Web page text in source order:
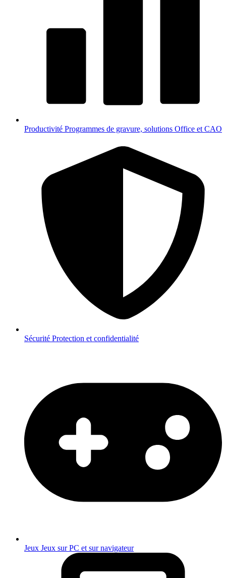
Productivité Programmes de gravure, solutions Office et CAO
Sécurité Protection et confidentialité
Jeux Jeux sur PC et sur navigateur